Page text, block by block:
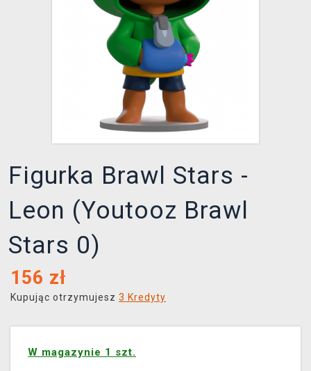
Figurka Brawl Stars -
Leon (Youtooz Brawl
Stars 0)
156 zł
Kupując otrzymujesz 3 Kredyty
W magazynie 1 szt.